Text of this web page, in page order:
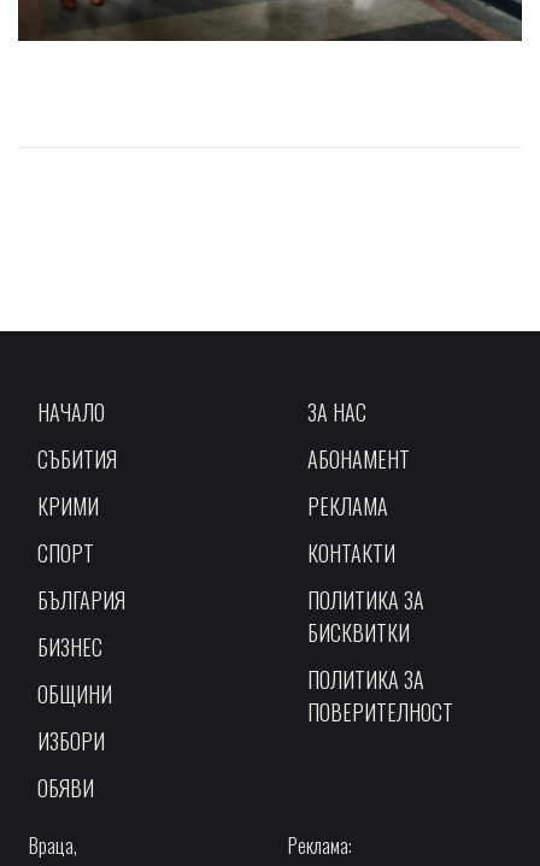
НАЧАЛО
СЪБИТИЯ
КРИМИ
СПОРТ
БЪЛГАРИЯ
БИЗНЕС
ОБЩИНИ
ИЗБОРИ
ОБЯВИ
ЗА НАС
АБОНАМЕНТ
РЕКЛАМА
КОНТАКТИ
ПОЛИТИКА ЗА
БИСКВИТКИ
ПОЛИТИКА ЗА
ПОВЕРИТЕЛНОСТ
Враца,
Реклама: